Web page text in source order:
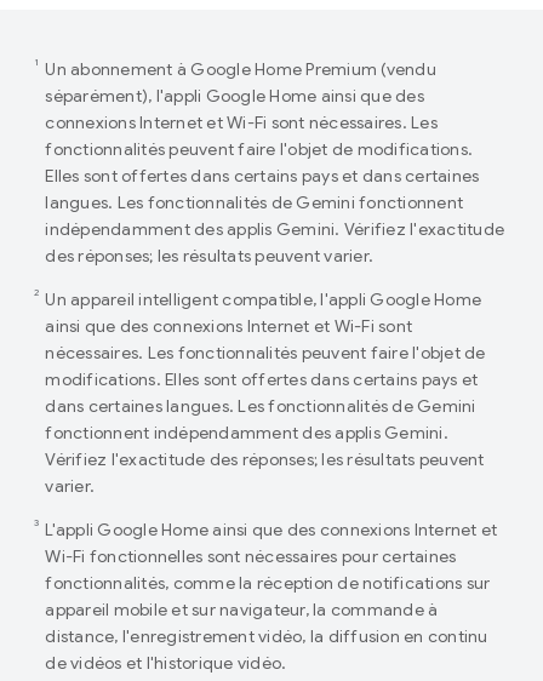
1
Un abonnement à Google Home Premium (vendu
séparément), l'appli Google Home ainsi que des
connexions Internet et Wi-Fi sont nécessaires. Les
fonctionnalités peuvent faire l'objet de modifications.
Elles sont offertes dans certains pays et dans certaines
langues. Les fonctionnalités de Gemini fonctionnent
indépendamment des applis Gemini. Vérifiez l'exactitude
des réponses; les résultats peuvent varier.
2 Un appareil intelligent compatible, l'appli Google Home
ainsi que des connexions Internet et Wi-Fi sont
nécessaires. Les fonctionnalités peuvent faire l'objet de
modifications. Elles sont offertes dans certains pays et
dans certaines langues. Les fonctionnalités de Gemini
fonctionnent indépendamment des applis Gemini.
Vérifiez l'exactitude des réponses; les résultats peuvent
varier.
3 L'appli Google Home ainsi que des connexions Internet et
Wi-Fi fonctionnelles sont nécessaires pour certaines
fonctionnalités, comme la réception de notifications sur
appareil mobile et sur navigateur, la commande à
distance, l'enregistrement vidéo, la diffusion en continu
de vidéos et l'historique vidéo.